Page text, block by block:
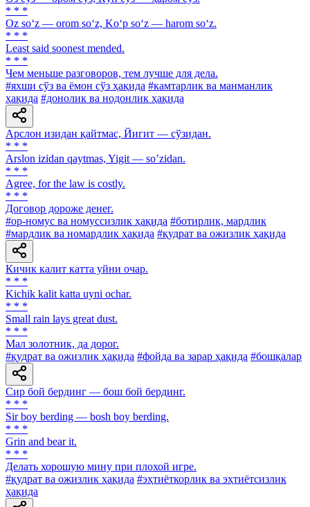
* * *
Oz so‘z — orom so‘z, Ko‘p so‘z — harom so‘z.
* * *
Least said soonest mended.
* * *
Чем меньше разговоров, тем лучше для дела.
#яхши сўз ва ёмон сўз ҳақида #камтарлик ва манманлик
ҳақида #донолик ва нодонлик ҳақида
Арслон изидан қайтмас, Йигит — сўзидан.
* * *
Аrslon izidan qaytmas, Yigit — soʼzidan.
* * *
Agree, for the law is costly.
* * *
Договор дороже денег.
#ор-номус ва номуссизлик ҳақида #ботирлик, мардлик
#мардлик ва номардлик ҳақида #қудрат ва ожизлик ҳақида
Кичик калит катта уйни очар.
* * *
Kichik kalit katta uyni ochar.
* * *
Small rain lays great dust.
* * *
Мал золотник, да дорог.
#қудрат ва ожизлик ҳақида #фойда ва зарар ҳақида #бошқалар
Сир бой бердинг — бош бой бердинг.
* * *
Sir boy berding — bosh boy berding.
* * *
Grin and bear it.
* * *
Делать хорошую мину при плохой игре.
#қудрат ва ожизлик ҳақида #эҳтиёткорлик ва эҳтиётсизлик
ҳақида